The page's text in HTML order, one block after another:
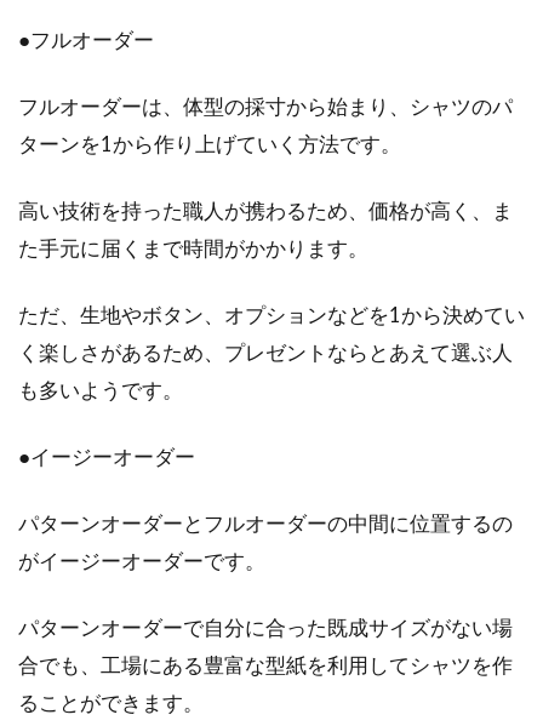
●フルオーダー
フルオーダーは、体型の採寸から始まり、シャツのパ
ターンを1から作り上げていく方法です。
高い技術を持った職人が携わるため、価格が高く、ま
た手元に届くまで時間がかかります。
ただ、生地やボタン、オプションなどを1から決めてい
く楽しさがあるため、プレゼントならとあえて選ぶ人
も多いようです。
●イージーオーダー
パターンオーダーとフルオーダーの中間に位置するの
がイージーオーダーです。
パターンオーダーで自分に合った既成サイズがない場
合でも、工場にある豊富な型紙を利用してシャツを作
ることができます。